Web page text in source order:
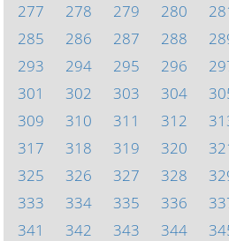
277
278 279 280
285
286 287 288
293
294 295 296
301
302 303 304
309
310 311 312
317
318 319 320
325
326 327 328
333
334 335 336
341
342 343 344